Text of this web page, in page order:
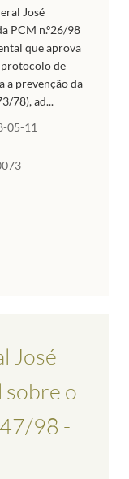
José
PCM n.º26/98
que aprova
protocolo de
a prevenção da
78), ad...
05-11
José
sobre o
98 -